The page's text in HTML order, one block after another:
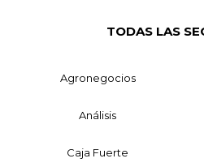
TODAS LAS
Agronegocios
Análisis
Caja Fuerte